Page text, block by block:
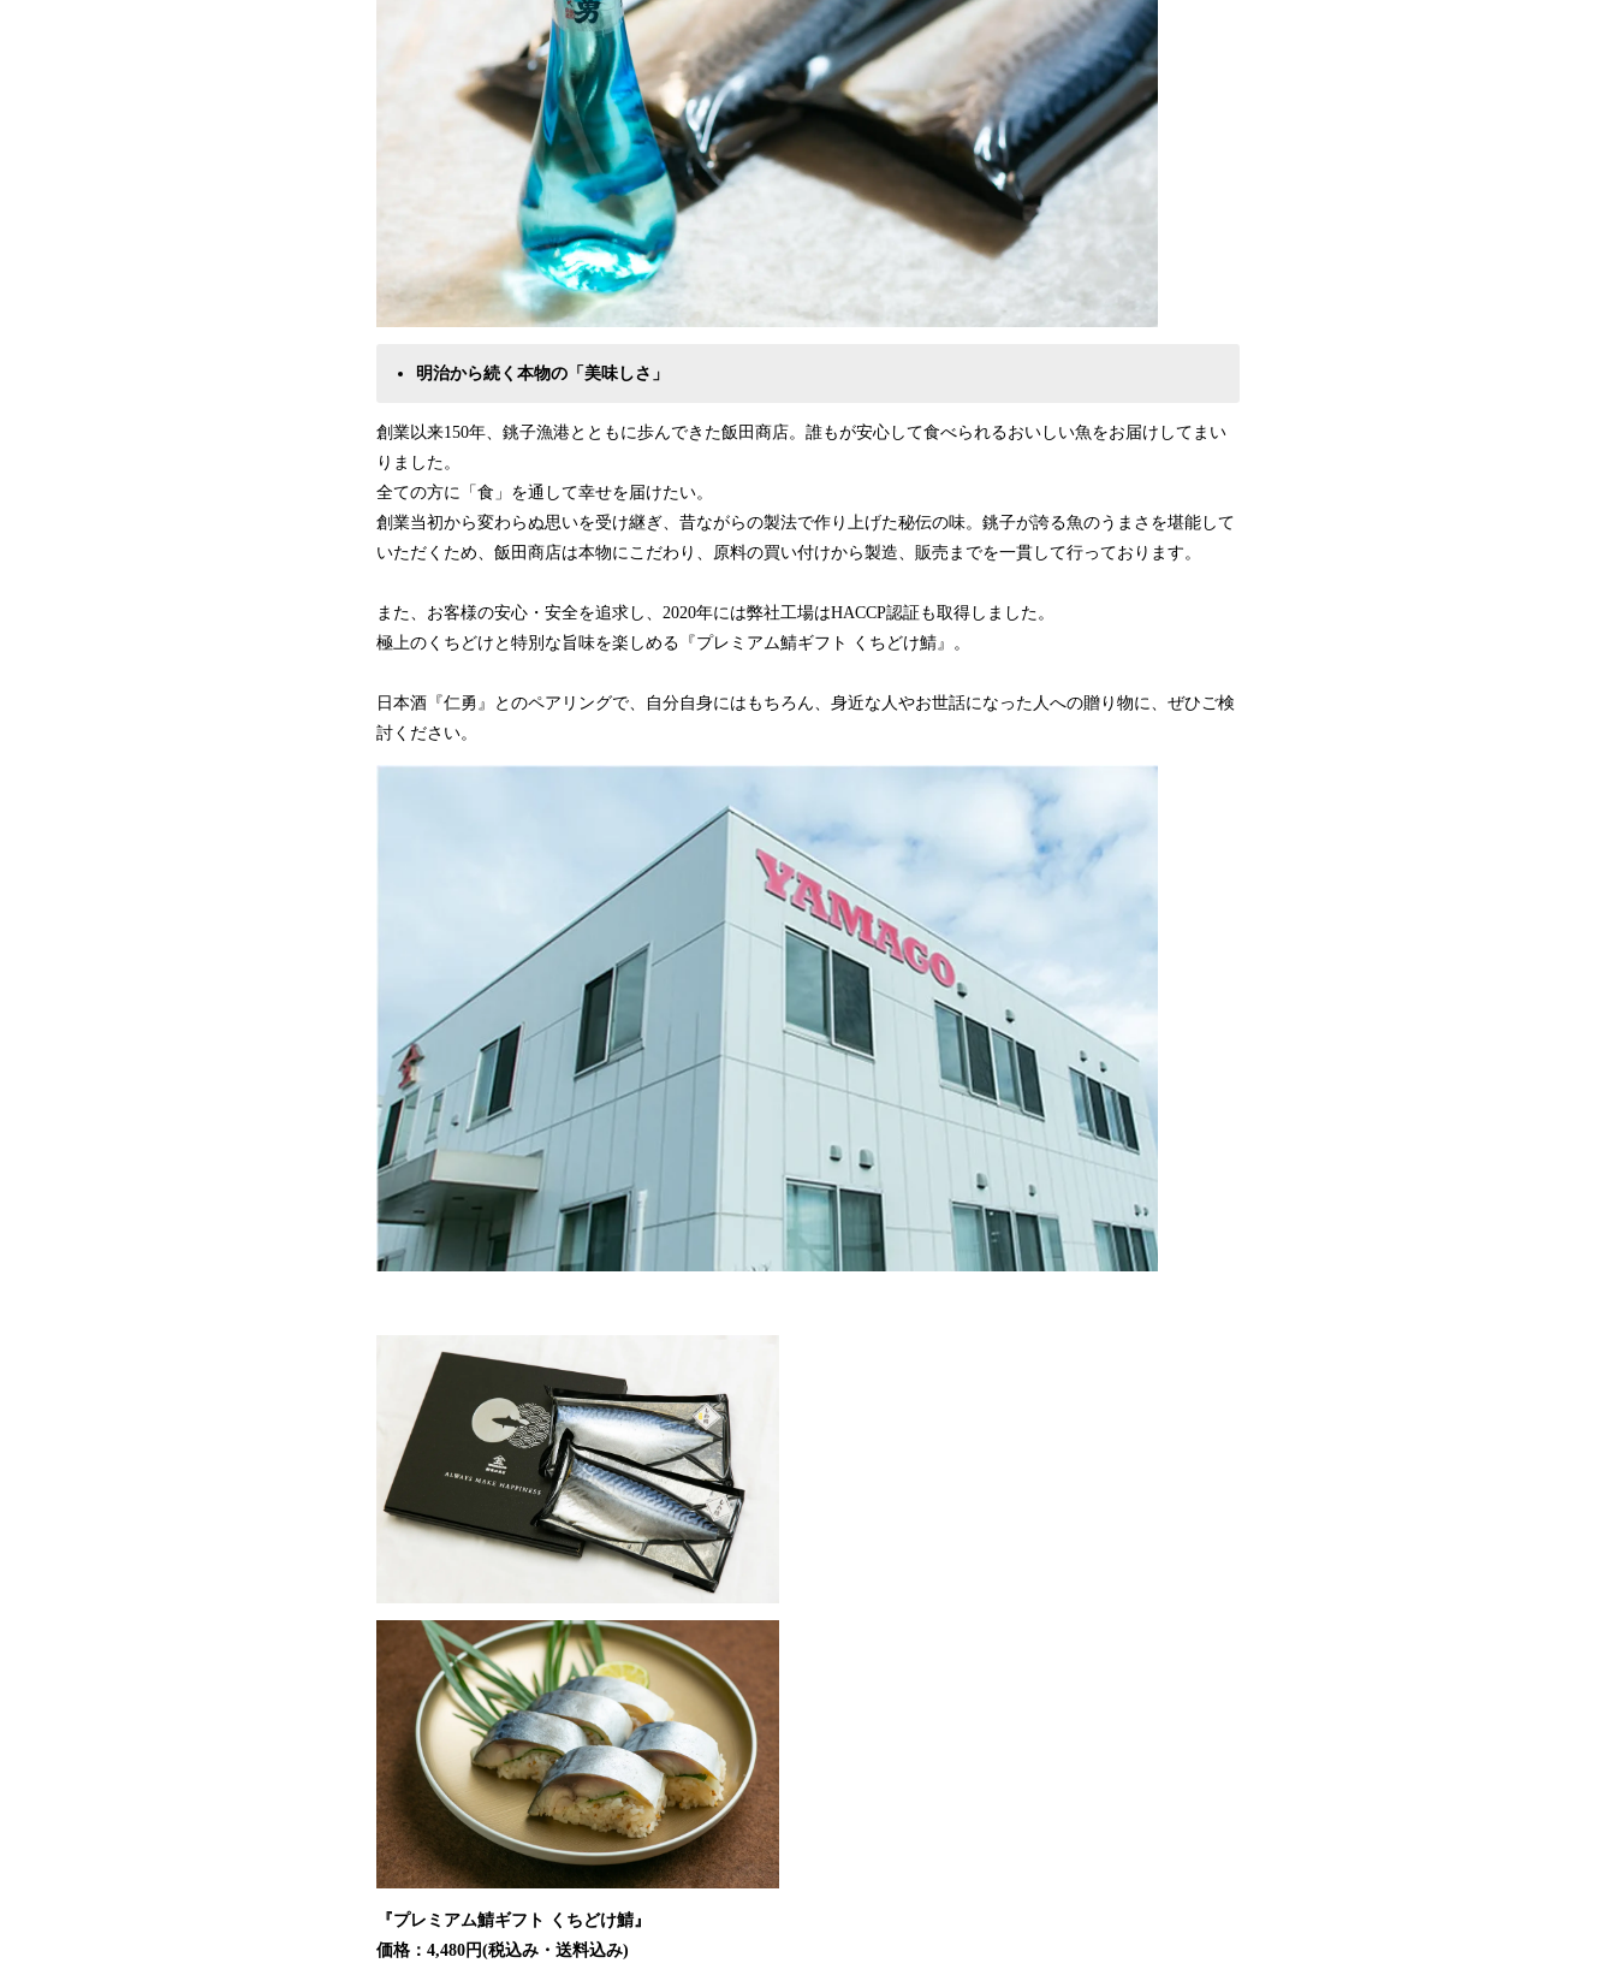
明治から続く本物の「美味しさ」
創業以来150年、銚子漁港とともに歩んできた飯田商店。誰もが安心して食べられるおいしい魚をお届けしてまい
りました。
全ての方に「食」を通して幸せを届けたい。
創業当初から変わらぬ思いを受け継ぎ、昔ながらの製法で作り上げた秘伝の味。銚子が誇る魚のうまさを堪能して
いただくため、飯田商店は本物にこだわり、原料の買い付けから製造、販売までを一貫して行っております。
また、お客様の安心・安全を追求し、2020年には弊社工場はHACCP認証も取得しました。
極上のくちどけと特別な旨味を楽しめる『プレミアム鯖ギフト くちどけ鯖』。
日本酒『仁勇』とのペアリングで、自分自身にはもちろん、身近な人やお世話になった人への贈り物に、ぜひご検
討ください。
『プレミアム鯖ギフト くちどけ鯖』
価格：4,480円(税込み・送料込み)